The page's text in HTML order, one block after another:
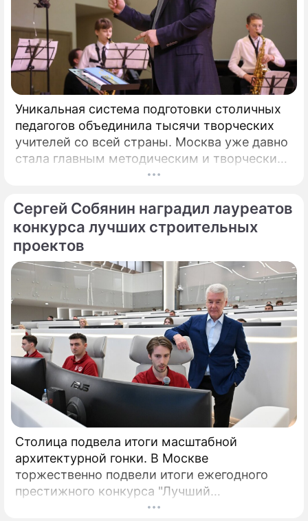
Уникальная система подготовки столичных
педагогов объединила тысячи творческих
учителей со всей страны. Москва уже давно
стала главным методическим и творческим
центром России, где рождаются самые
талантов.
Сергей Собянин наградил лауреатов
конкурса лучших строительных
проектов
Столица подвела итоги масштабной
архитектурной гонки. В Москве
торжественно подвели итоги ежегодного
престижного конкурса "Лучший
реализованный проект в области